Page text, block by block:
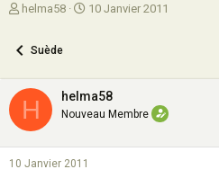
A
e
r
d
e
d
helma58
D
d
é
10 Janvier 2011
Suède
H helma58
Nouveau Membre
10 Janvier 2011